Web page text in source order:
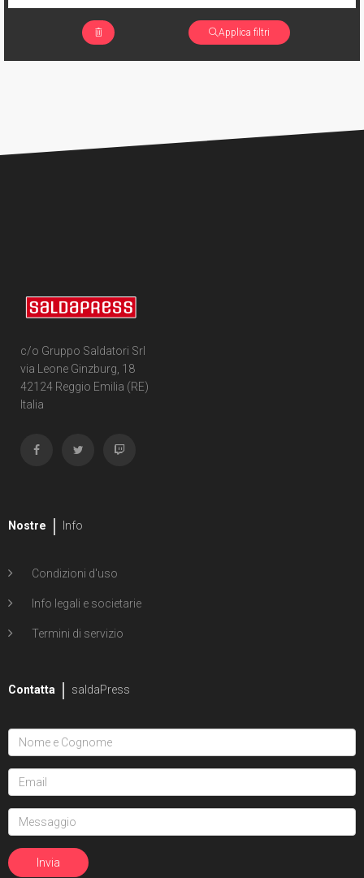
Applica filtri
c/o Gruppo Saldatori Srl
via Leone Ginzburg, 18
42124 Reggio Emilia (RE)
Italia
Nostre Info
Condizioni d'uso
Info legali e societarie
Termini di servizio
Contatta saldaPress